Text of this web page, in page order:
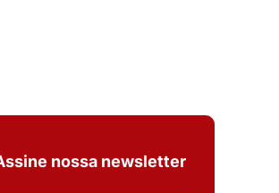
nossa newsletter